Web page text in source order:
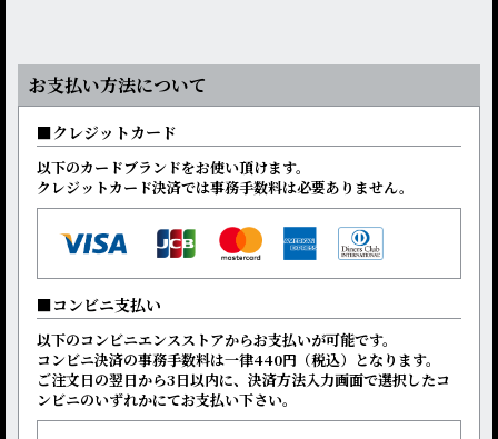
お支払い方法について
クレジットカード
以下のカードブランドをお使い頂けます。
クレジットカード決済では事務手数料は必要ありません。
コンビニ支払い
以下のコンビニエンスストアからお支払いが可能です。
コンビニ決済の事務手数料は一律440円（税込）となります。
ご注文日の翌日から3日以内に、決済方法入力画面で選択したコ
ンビニのいずれかにてお支払い下さい。